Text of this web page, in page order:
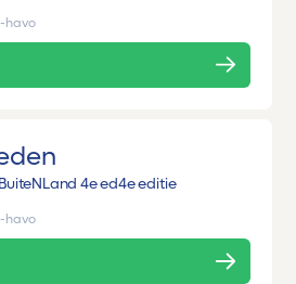
havo
BuiteNLand 4e ed4e editie
havo